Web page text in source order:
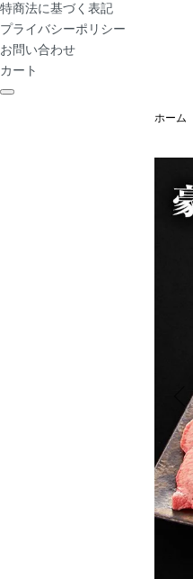
特商法に基づく表記
プライバシーポリシー
お問い合わせ
カート
ホーム